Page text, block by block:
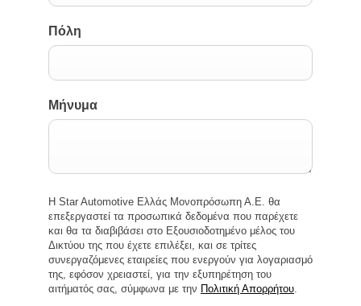
Πόλη
Μήνυμα
Η Star Automotive Ελλάς Μονοπρόσωπη Α.Ε. θα
επεξεργαστεί τα προσωπικά δεδομένα που παρέχετε
και θα τα διαβιβάσει στο Εξουσιοδοτημένο μέλος του
Δικτύου της που έχετε επιλέξει, και σε τρίτες
συνεργαζόμενες εταιρείες που ενεργούν για λογαριασμό
της, εφόσον χρειαστεί, για την εξυπηρέτηση του
αιτήματός σας, σύμφωνα με την Πολιτική Απορρήτου